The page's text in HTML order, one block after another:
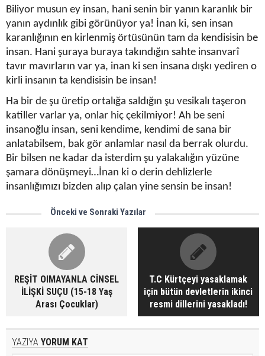
Biliyor musun ey insan, hani senin bir yanın karanlık bir
yanın aydınlık gibi görünüyor ya! İnan ki, sen insan
karanlığının en kirlenmiş örtüsünün tam da kendisisin be
insan. Hani şuraya buraya takındığın sahte insanvarî
tavır mavırların var ya, inan ki sen insana dışkı yediren o
kirli insanın ta kendisisin be insan!
Ha bir de şu üretip ortalığa saldığın şu vesikalı taşeron
katiller varlar ya, onlar hiç çekilmiyor! Ah be seni
insanoğlu insan, seni kendime, kendimi de sana bir
anlatabilsem, bak gör anlamlar nasıl da berrak olurdu.
Bir bilsen ne kadar da isterdim şu yalakalığın yüzüne
şamara dönüşmeyi…İnan ki o derin dehlizlerle
insanlığımızı bizden alıp çalan yine sensin be insan!
Önceki ve Sonraki Yazılar
REŞİT OlMAYANLA CİNSEL
İLİŞKİ SUÇU (15-18 Yaş
Arası Çocuklar)
T.C Kürtçeyi yasaklamak
için bütün devletlerin ikinci
resmi dillerini yasakladı!
YAZIYA YORUM KAT